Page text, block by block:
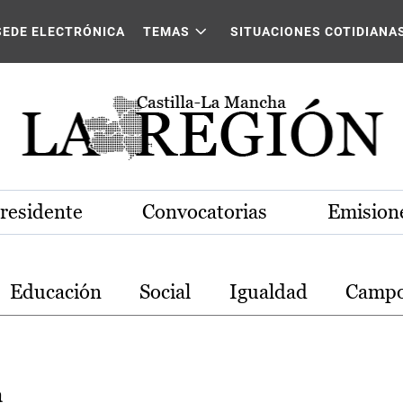
La Mancha
ELECTRÓNICA TEMAS SITUACIONES
Convocatorias
Educación Social Igualdad